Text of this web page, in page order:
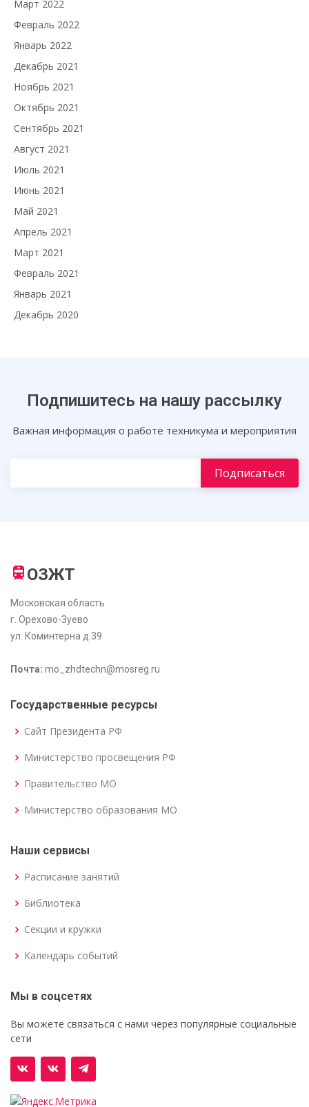
Март 2022
Февраль 2022
Январь 2022
Декабрь 2021
Ноябрь 2021
Октябрь 2021
Сентябрь 2021
Август 2021
Июль 2021
Июнь 2021
Май 2021
Апрель 2021
Март 2021
Февраль 2021
Январь 2021
Декабрь 2020
Подпишитесь на нашу рассылку
Важная информация о работе техникума и мероприятия
ОЗЖТ
Московская область
г. Орехово-Зуево
ул. Коминтерна д.39
Почта: mo_zhdtechn@mosreg.ru
Государственные ресурсы
Сайт Президента РФ
Министерство просвещения РФ
Правительство МО
Министерство образования МО
Наши сервисы
Расписание занятий
Библиотека
Секции и кружки
Календарь событий
Мы в соцсетях
Вы можете связаться с нами через популярные социальные
сети